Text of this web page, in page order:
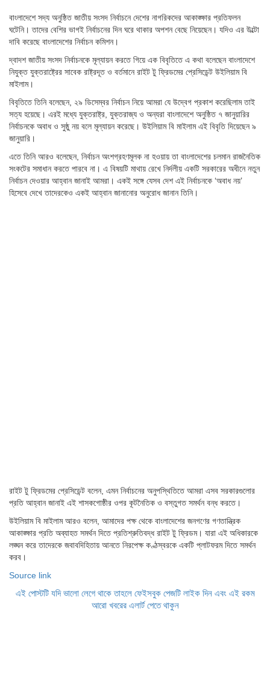
বাংলাদেশে সদ্য অনুষ্ঠিত জাতীয় সংসদ নির্বাচনে দেশের নাগরিকদের আকাঙ্ক্ষার প্রতিফলন
ঘটেনি। তাদের বেশির ভাগই নির্বাচনের দিন ঘরে থাকার অপশন বেছে নিয়েছেন। যদিও এর উল্টো
দাবি করেছে বাংলাদেশের নির্বাচন কমিশন।
দ্বাদশ জাতীয় সংসদ নির্বাচনকে মূল্যায়ন করতে গিয়ে এক বিবৃতিতে এ কথা বলেছেন বাংলাদেশে
নিযুক্ত যুক্তরাষ্ট্রের সাবেক রাষ্ট্রদূত ও বর্তমানে রাইট টু ফ্রিডমের প্রেসিডেন্ট উইলিয়াম বি
মাইলাম।
বিবৃতিতে তিনি বলেছেন, ২৯ ডিসেম্বর নির্বাচন নিয়ে আমরা যে উদ্বেগ প্রকাশ করেছিলাম তাই
সত্য হয়েছে। এরই মধ্যে যুক্তরাষ্ট্র, যুক্তরাজ্য ও অন্যরা বাংলাদেশে অনুষ্ঠিত ৭ জানুয়ারির
নির্বাচনকে অবাধ ও সুষ্ঠু নয় বলে মূল্যায়ন করেছে। উইলিয়াম বি মাইলাম এই বিবৃতি দিয়েছেন ৯
জানুয়ারি।
এতে তিনি আরও বলেছেন, নির্বাচন অংশগ্রহণমূলক না হওয়ায় তা বাংলাদেশের চলমান রাজনৈতিক
সংকটের সমাধান করতে পারবে না। এ বিষয়টি মাথায় রেখে নির্দলীয় একটি সরকারের অধীনে নতুন
নির্বাচন দেওয়ার আহ্বান জানাই আমরা। একই সঙ্গে যেসব দেশ এই নির্বাচনকে ‘অবাধ নয়’
হিসেবে দেখে তাদেরকেও একই আহ্বান জানানোর অনুরোধ জানান তিনি।
রাইট টু ফ্রিডমের প্রেসিডেন্ট বলেন, এমন নির্বাচনের অনুপস্থিতিতে আমরা এসব সরকারগুলোর
প্রতি আহ্বান জানাই এই শাসকগোষ্ঠীর ওপর কূটনৈতিক ও বস্তুগত সমর্থন বন্ধ করতে।
উইলিয়াম বি মাইলাম আরও বলেন, আমাদের পক্ষ থেকে বাংলাদেশের জনগণের গণতান্ত্রিক
আকাঙ্ক্ষার প্রতি অব্যাহত সমর্থন দিতে প্রতিশ্রুতিবদ্ধ রাইট টু ফ্রিডম। যারা এই অধিকারকে
লঙ্ঘন করে তাদেরকে জবাবদিহিতায় আনতে নিরপেক্ষ কণ্ঠস্বরকে একটি প্লাটফরম দিতে সমর্থন
করব।
Source link
এই পোস্টটি যদি ভালো লেগে থাকে তাহলে ফেইসবুক পেজটি লাইক দিন এবং এই রকম
আরো খবরের এলার্ট পেতে থাকুন